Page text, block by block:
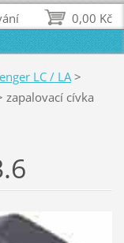
LC / LA >
zapalovací cívka
0,00 Kč